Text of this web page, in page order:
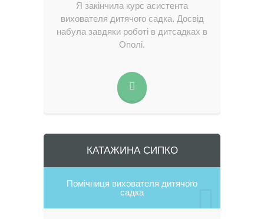
Я закінчила курс асистента
вихователя дитячого садка. Досвід
набула завдяки роботі в дитсадках в
Ополі.
КАТАЖИНА СИПКО
Помічниця вихователя дитячого
садка